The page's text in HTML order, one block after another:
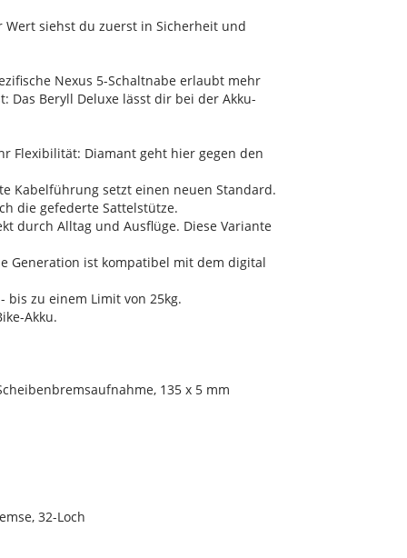
siehst du zuerst in Sicherheit und
Nexus 5-Schaltnabe erlaubt mehr
Das Beryll Deluxe lässt dir bei der Akku-
Flexibilität: Diamant geht hier gegen den
Kabelführung setzt einen neuen Standard.
die gefederte Sattelstütze.
durch Alltag und Ausflüge. Diese Variante
Generation ist kompatibel mit dem digital
bis zu einem Limit von 25kg.
Akku.
135 x 5 mm
32-Loch